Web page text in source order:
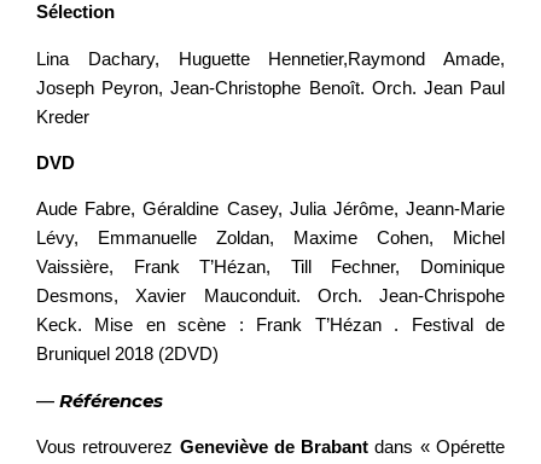
Sélection
Lina Dachary, Huguette Hennetier,Raymond Amade,
Joseph Peyron, Jean-Christophe Benoît. Orch. Jean Paul
Kreder
DVD
Aude Fabre, Géraldine Casey, Julia Jérôme, Jeann-Marie
Lévy, Emmanuelle Zoldan, Maxime Cohen, Michel
Vaissière, Frank T’Hézan, Till Fechner, Dominique
Desmons, Xavier Mauconduit. Orch. Jean-Chrispohe
Keck. Mise en scène : Frank T’Hézan . Festival de
Bruniquel 2018 (2DVD)
— Références
Vous retrouverez Geneviève de Brabantdans « Opérette